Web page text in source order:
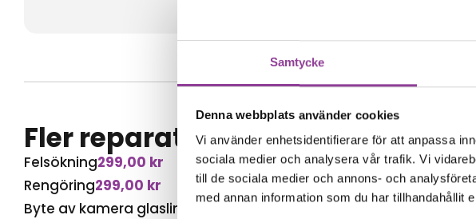
Samtycke
Denna webbplats använder cookies
Vi använder enhetsidentifierare för att anpassa
sociala medier och analysera vår trafik. Vi
till de sociala medier och annons- och
med annan information som du har tillhandahållit
Fler reparationer för samma
Felsökning299,00 kr
Rengöring299,00 kr
Byte av kamera glaslins
999,00kr